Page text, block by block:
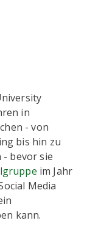
in
- von
bis hin zu
- bevor sie
im Jahr
Media
kann.